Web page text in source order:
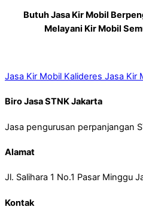
Butuh Jasa Kir Mobil
Melayani Kir Mobil
Jasa Kir Mobil Kalideres Jasa Kir
Biro Jasa STNK Jakarta
Jasa pengurusan perpanjangan
Alamat
Jl. Salihara 1 No.1 Pasar Minggu
Kontak